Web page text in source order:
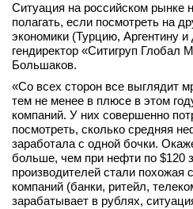
Новости
Интервью
вконтакте
телеграм
Стать автором
Вход
Ситуация на российском рынке
полагать, если посмотреть на
экономики (Турцию, Аргентину
гендиректор «Ситигруп Глобал
Большаков.
«Со всех сторон все выглядит
тем не менее в плюсе в этом
компаний. У них совершенно
посмотреть, сколько средняя
заработала с одной бочки.
больше, чем при нефти по $120
производителей стали
компаний (банки, ритейл,
зарабатывает в рублях,